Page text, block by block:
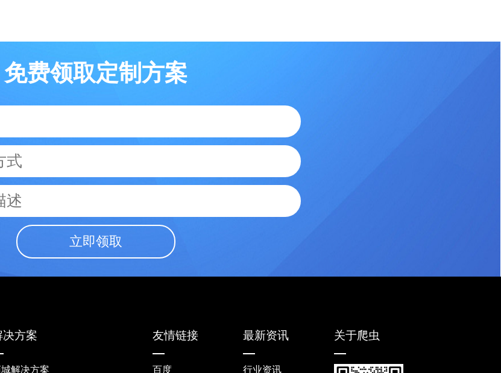
免费领取定制方案
立即领取
决方案
解决方案
友情链接
百度
最新资讯
行业资讯
关于爬虫